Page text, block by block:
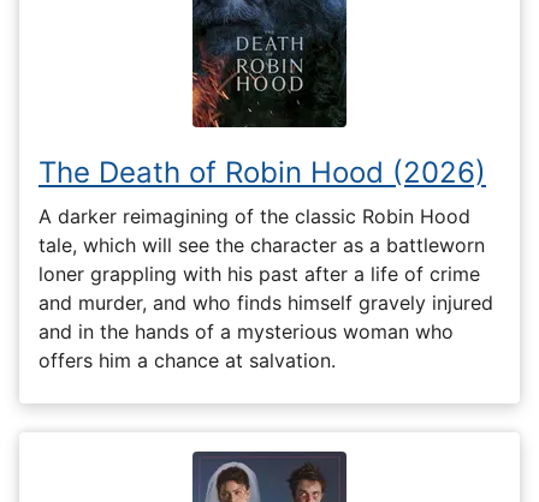
The Death of Robin Hood (2026)
A darker reimagining of the classic Robin Hood
tale, which will see the character as a battleworn
loner grappling with his past after a life of crime
and murder, and who finds himself gravely injured
and in the hands of a mysterious woman who
offers him a chance at salvation.